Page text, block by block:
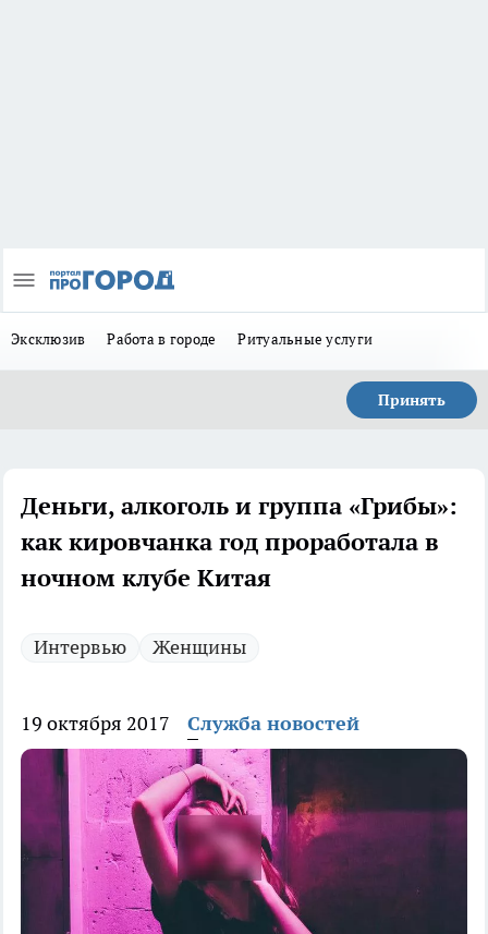
Эксклюзив Работа в городе Ритуальные услуги
Принять
Деньги, алкоголь и группа «Грибы»:
как кировчанка год проработала в
ночном клубе Китая
Интервью Женщины
19 октября 2017 Служба новостей